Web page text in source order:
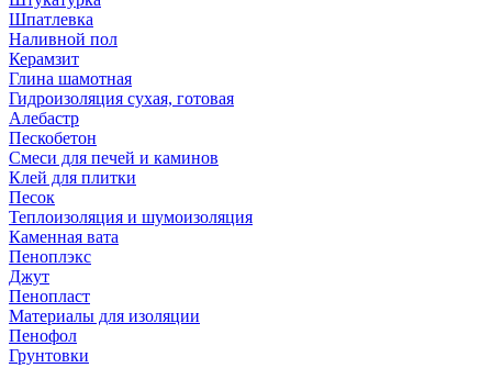
Шпатлевка
Наливной пол
Керамзит
Глина шамотная
Гидроизоляция сухая, готовая
Алебастр
Пескобетон
Смеси для печей и каминов
Клей для плитки
Песок
Теплоизоляция и шумоизоляция
Каменная вата
Пеноплэкс
Джут
Пенопласт
Материалы для изоляции
Пенофол
Грунтовки